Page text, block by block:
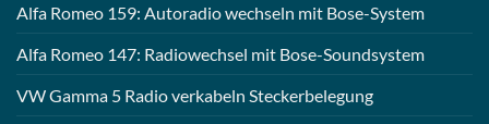
Alfa Romeo 159: Autoradio wechseln mit Bose-System
Alfa Romeo 147: Radiowechsel mit Bose-Soundsystem
VW Gamma 5 Radio verkabeln Steckerbelegung